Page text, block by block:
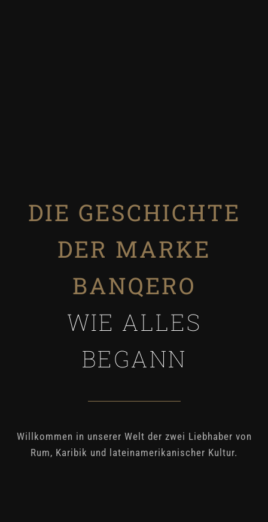
DIE GESCHICHTE
DER MARKE
BANQERO
WIE ALLES
BEGANN
Willkommen in unserer Welt der zwei Liebhaber von
Rum, Karibik und lateinamerikanischer Kultur.